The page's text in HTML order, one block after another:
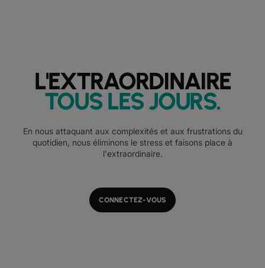
L'EXTRAORDINAIRE
TOUS LES JOURS.
En nous attaquant aux complexités et aux frustrations du
quotidien, nous éliminons le stress et faisons place à
l'extraordinaire.
CONNECTEZ-VOUS